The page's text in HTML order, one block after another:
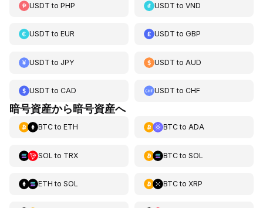
USDT to PHP USDT toVND
USDT to EUR USDT toGBP
USDT to JPY USDT to AUD
USDT to CAD USDT toCHF
暗号資産から暗号資産へ
BTCto ETH BTCto ADA
SOL to TRX BTCto SOL
ETH to SOL BTCto XRP